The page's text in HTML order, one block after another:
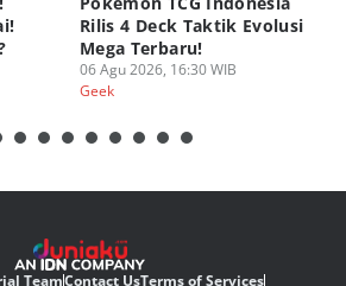
Rilis 4 Deck Taktik Evolusi
Mega Terbaru!
06 Agu 2026, 16:30 WIB
Geek
TeamContact UsTerms of Services